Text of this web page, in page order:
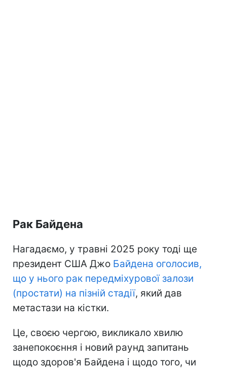
Рак Байдена
Нагадаємо, у травні 2025 року тоді ще
президент США Джо Байдена оголосив,
що у нього рак передміхурової залози
(простати) на пізній стадії, який дав
метастази на кістки.
Це, своєю чергою, викликало хвилю
занепокоєння і новий раунд запитань
щодо здоров'я Байдена і щодо того, чи